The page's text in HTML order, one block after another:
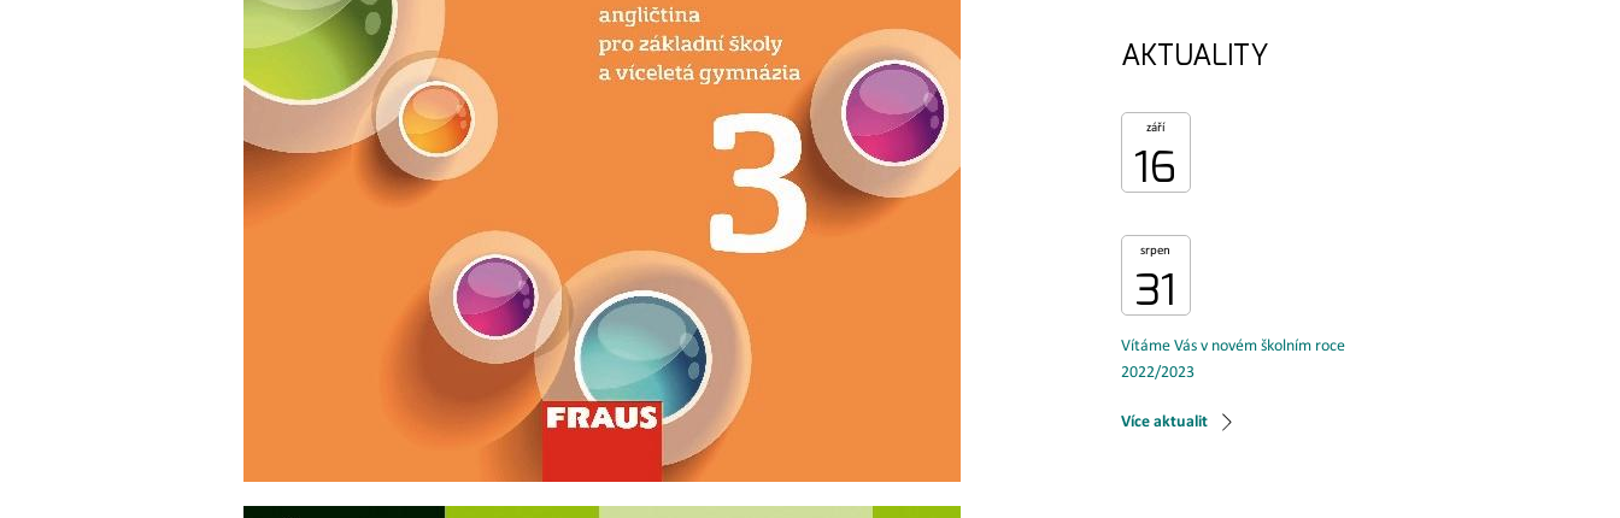
AKTUALITY
září
16
srpen
31
Vítáme Vás v novém školním roce
2022/2023
Více aktualit